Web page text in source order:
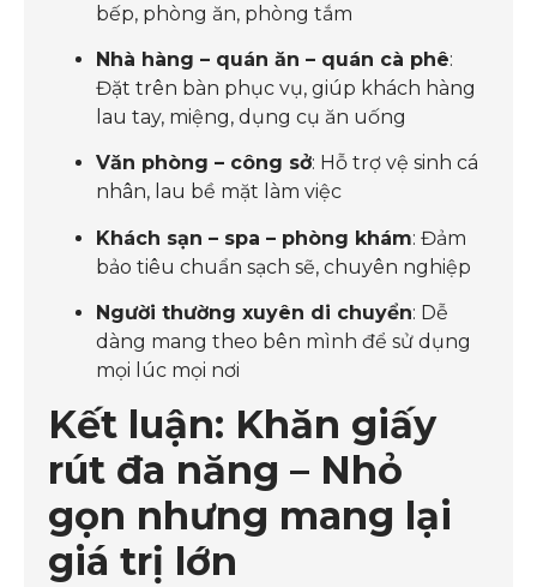
bếp, phòng ăn, phòng tắm
Nhà hàng – quán ăn – quán cà phê:
Đặt trên bàn phục vụ, giúp khách hàng
lau tay, miệng, dụng cụ ăn uống
Văn phòng – công sở: Hỗ trợ vệ sinh cá
nhân, lau bề mặt làm việc
Khách sạn – spa – phòng khám: Đảm
bảo tiêu chuẩn sạch sẽ, chuyên nghiệp
Người thường xuyên di chuyển: Dễ
dàng mang theo bên mình để sử dụng
mọi lúc mọi nơi
Kết luận: Khăn giấy
rút đa năng – Nhỏ
gọn nhưng mang lại
giá trị lớn